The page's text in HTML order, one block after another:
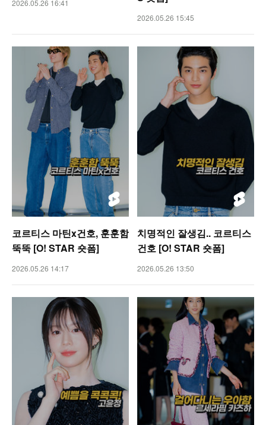
2026.05.26 16:41
2026.05.26 15:45
코르티스 마틴x건호, 훈훈함
뚝뚝 [O! STAR 숏폼]
2026.05.26 14:17
치명적인 잘생김.. 코르티스
건호 [O! STAR 숏폼]
2026.05.26 13:50